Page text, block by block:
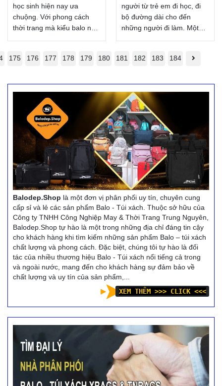
toán tiền khi nhận hàng.
Xem thêm
học sinh hiện nay ưa
chuộng. Với phong cách
thời trang mà kiểu balo này
mang lại, giúp cho bạn
thượng hơn rất nhiều.
balo đẹp thì chất lượng
cũng là phần đáng được
quan tâm. Để chọn được
một chiếc balo đi học
đep, chất lượng bạn phải
lưu ý những gì? Hãy
cùng theo dõi bài viết sau
nhé! Balodep.shop|Chuyên
Balo-Túi xách–Vali đẹp.
FreeShip toàn quốc, Miễn
phí đổi trả hàng, thanh toán
tiền khi nhận hàng.
Xem thêm
người từ trẻ em đi học, đi
bộ đường dài cho đến
những người đi làm. Một
chiếc balo nữ phong cách
phóng cánh tay và bàn tay
vật dụng như sách học,
thiết bị điện tử, đồ ăn, quần
áo và các vật dụng cá nhân
khác.
Balodep.shop|Chuyên Balo-
Túi xách–Vali đẹp.
FreeShip toàn quốc, Miễn
phí đổi trả hàng, thanh toán
tiền khi nhận hàng.
Xem thêm
175 176 177 178 179 180 181 182 183 184
Balodep.Shop là một đơn vị phân phối uy tín, chuyên cung
cấp sỉ và lẻ các sản phẩm Balo - Túi xách. Thuộc sở hữu của
Công ty TNHH Công Nghiệp May & Thời Trang Trung Nguyên,
Balodep.Shop tự hào là một trong những địa chỉ đáng tin cậy
cho khách hàng khi tìm kiếm những sản phẩm Balo – túi xách
chất lượng và phong cách. Đặc biệt, chúng tôi tự hào là đối
tác của nhiều thương hiệu Balo - Túi xách nổi tiếng cả trong
và ngoài nước, mang đến cho khách hàng sự đảm bảo về
chất lượng và uy tín của sản phẩm,...
XEM THÊM >>> CLICK <<<